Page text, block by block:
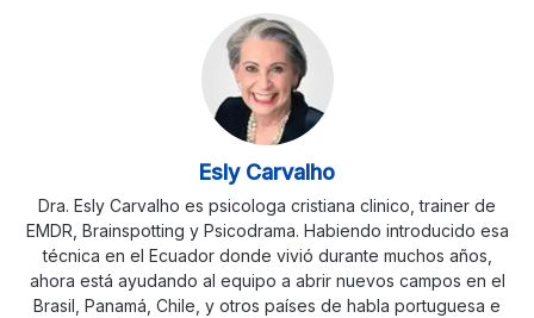
Esly Carvalho
Dra. Esly Carvalho es psicologa cristiana clinico, trainer de
EMDR, Brainspotting y Psicodrama. Habiendo introducido esa
técnica en el Ecuador donde vivió durante muchos años,
ahora está ayudando al equipo a abrir nuevos campos en el
Brasil, Panamá, Chile, y otros países de habla portuguesa e